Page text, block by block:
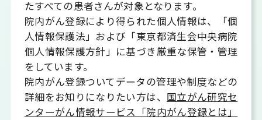
たすべての患者さんが対象となります。
院内がん登録により得られた個人情報は、「個
人情報保護法」および「東京都済生会中央病院
個人情報保護方針」に基づき厳重な保管・管理
をしています。
院内がん登録ついてデータの管理や制度などの
詳細をお知りになりたい方は、 国立がん研究セ
ンターがん情報サービス「院内がん登録とは」